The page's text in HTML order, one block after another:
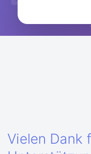
Vielen Dank